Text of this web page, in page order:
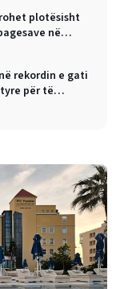
plotësisht
në
për
rekordin e gati
për të